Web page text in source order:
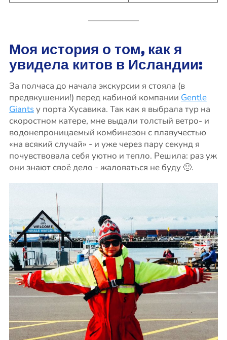
Моя история о том, как я
увидела китов в Исландии:
За полчаса до начала экскурсии я стояла (в
предвкушении!) перед кабиной компании Gentle
Giantsу порта Хусавика. Так как я выбрала тур на
скоростном катере, мне выдали толстый ветро- и
водонепроницаемый комбинезон с плавучестью
«на всякий случай» - и уже через пару секунд я
почувствовала себя уютно и тепло. Решила: раз уж
они знают своё дело - жаловаться не буду 🙂.